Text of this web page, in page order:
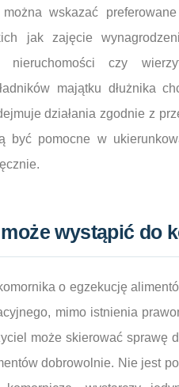
wskazać
jak zajęcie
nieruchomości czy
majątku dłużnika
działania zgodnie z
być pomocne w
wystąpić do
o egzekucję
mimo istnienia
może skierować sprawę
dobrowolnie. Nie jest